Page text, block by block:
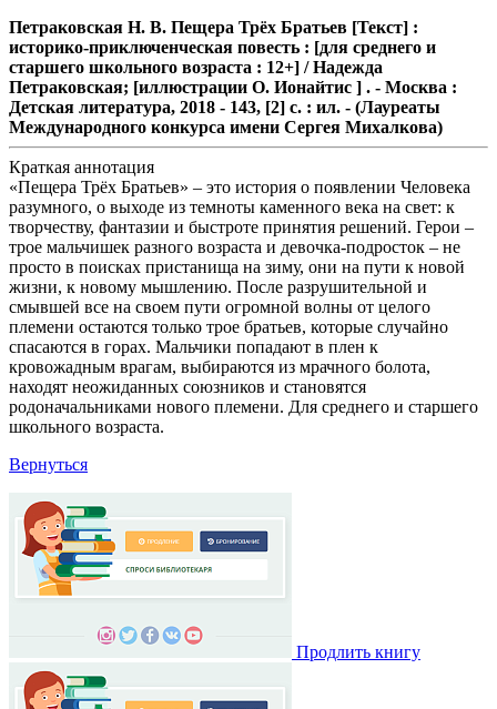
Петраковская Н. В. Пещера Трёх Братьев [Текст] :
историко-приключенческая повесть : [для среднего и
старшего школьного возраста : 12+] / Надежда
Петраковская; [иллюстрации О. Ионайтис ] . - Москва :
Детская литература, 2018 - 143, [2] с. : ил. - (Лауреаты
Международного конкурса имени Сергея Михалкова)
Краткая аннотация
«Пещера Трёх Братьев» – это история о появлении Человека
разумного, о выходе из темноты каменного века на свет: к
творчеству, фантазии и быстроте принятия решений. Герои –
трое мальчишек разного возраста и девочка-подросток – не
просто в поисках пристанища на зиму, они на пути к новой
жизни, к новому мышлению. После разрушительной и
смывшей все на своем пути огромной волны от целого
племени остаются только трое братьев, которые случайно
спасаются в горах. Мальчики попадают в плен к
кровожадным врагам, выбираются из мрачного болота,
находят неожиданных союзников и становятся
родоначальниками нового племени. Для среднего и старшего
школьного возраста.
Вернуться
Продлить книгу